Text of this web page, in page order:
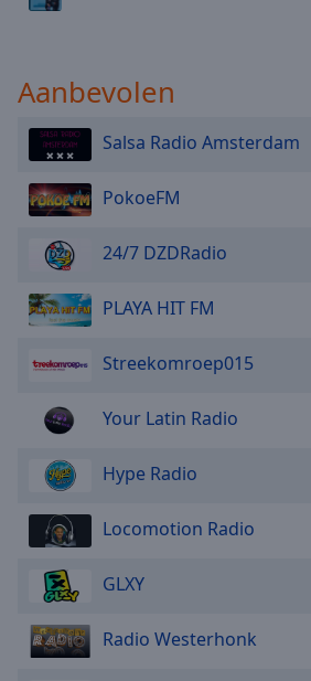
Aanbevolen
Salsa Radio Amsterdam
PokoeFM
24/7 DZDRadio
PLAYA HIT FM
Streekomroep015
Your Latin Radio
Hype Radio
Locomotion Radio
GLXY
Radio Westerhonk